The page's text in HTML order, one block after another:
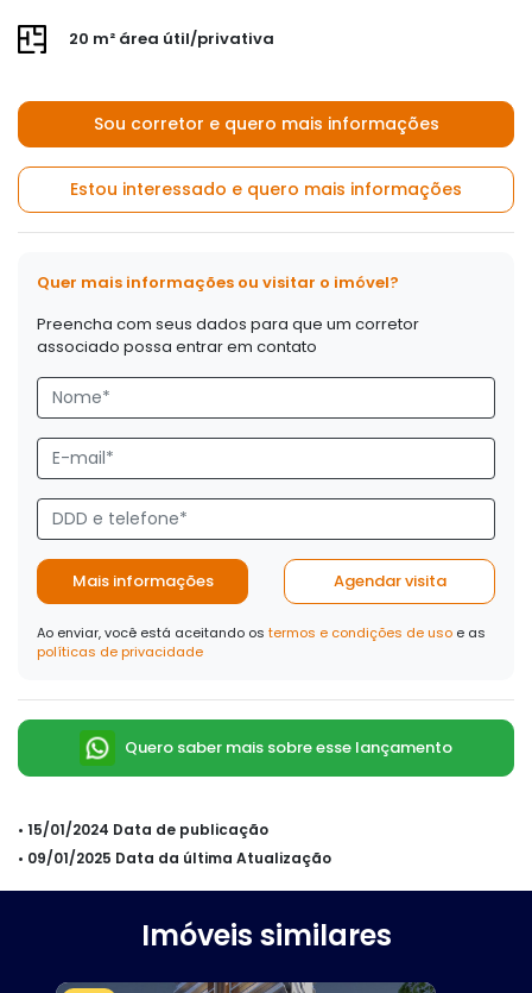
20 m² área útil/privativa
Sou corretor e quero mais informações
Estou interessado e quero mais informações
Quer mais informações ou visitar o imóvel?
Preencha com seus dados para que um corretor
associado possa entrar em contato
Mais informações Agendar visita
Ao enviar, você está aceitando os termos e condições de uso e as
políticas de privacidade
Quero saber mais sobre esse lançamento
• 15/01/2024 Data de publicação
• 09/01/2025 Data da última Atualização
Imóveis similares